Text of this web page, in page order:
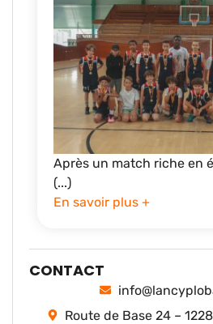
Après un match riche en
(...)
En savoir plus +
CONTACT
Route de Base 24 –